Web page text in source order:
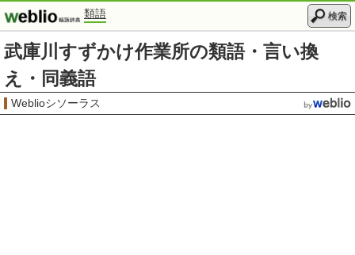
類語 検索
武庫川すずかけ作業所の類語・言い換
え・同義語
Weblioシソーラス